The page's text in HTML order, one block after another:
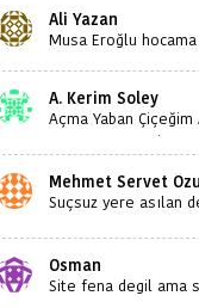
sizlerin sayesinde
teşekkürler
Ali Yazan
Musa Eroğlu hocama
A. Kerim Soley
Açma Yaban
Bulabilir miyiz
Mehmet Servet
Suçsuz yere asılan
Osman
Site fena degil ama